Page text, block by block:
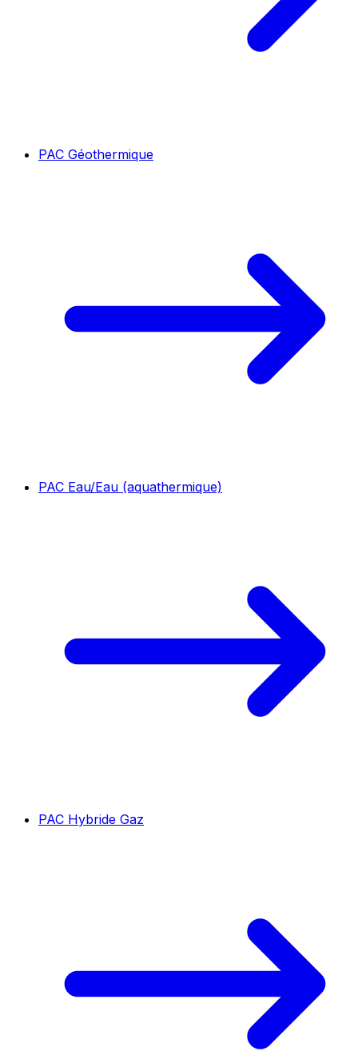
PAC Géothermique
PAC Eau/Eau (aquathermique)
PAC Hybride Gaz